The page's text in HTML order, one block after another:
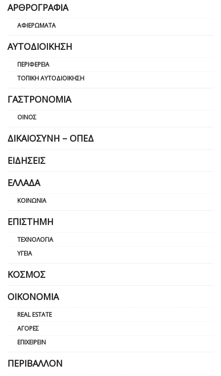
ΑΡΘΡΟΓΡΑΦΊΑ
ΑΦΙΕΡΏΜΑΤΑ
ΑΥΤΟΔΙΟΊΚΗΣΗ
ΠΕΡΙΦΈΡΕΙΑ
ΤΟΠΙΚΉ ΑΥΤΟΔΙΟΊΚΗΣΗ
ΓΑΣΤΡΟΝΟΜΊΑ
ΟΊΝΟΣ
ΔΙΚΑΙΟΣΎΝΗ – ΟΠΕΔ
ΕΙΔΉΣΕΙΣ
ΕΛΛΆΔΑ
ΚΟΙΝΩΝΊΑ
ΕΠΙΣΤΉΜΗ
ΤΕΧΝΟΛΟΓΊΑ
ΥΓΕΊΑ
ΚΌΣΜΟΣ
ΟΙΚΟΝΟΜΊΑ
REAL ESTATE
ΑΓΟΡΈΣ
ΕΠΙΧΕΙΡΕΊΝ
ΠΕΡΙΒΆΛΛΟΝ